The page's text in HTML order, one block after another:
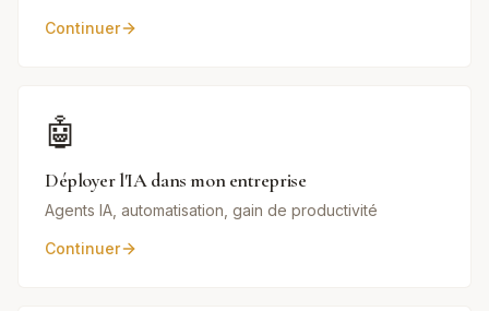
Continuer
🤖
Déployer l'IA dans mon entreprise
Agents IA, automatisation, gain de productivité
Continuer